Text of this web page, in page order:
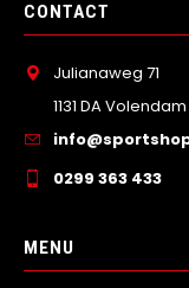
CONTACT
Julianaweg 71
1131 DA Volendam
0299 363 433
MENU